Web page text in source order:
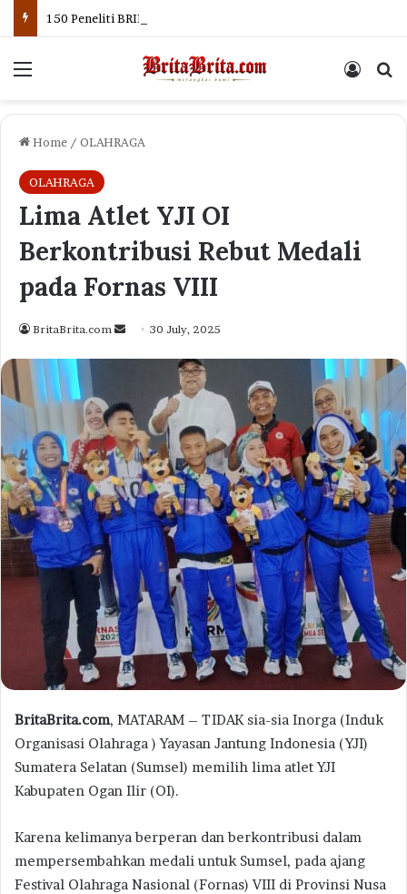
Menu Log In
Home / OLAHRAGA
OLAHRAGA
Lima Atlet YJI OI
Berkontribusi Rebut Medali
pada Fornas VIII
BritaBrita.com
Send30 July, 2025
BritaBrita.com, MATARAM – TIDAK sia-sia Inorga (Induk
Organisasi Olahraga ) Yayasan Jantung Indonesia (YJI)
Sumatera Selatan (Sumsel) memilih lima atlet YJI
Kabupaten Ogan Ilir (OI).
Karena kelimanya berperan dan berkontribusi dalam
mempersembahkan medali untuk Sumsel, pada ajang
Festival Olahraga Nasional (Fornas) VIII di Provinsi Nusa